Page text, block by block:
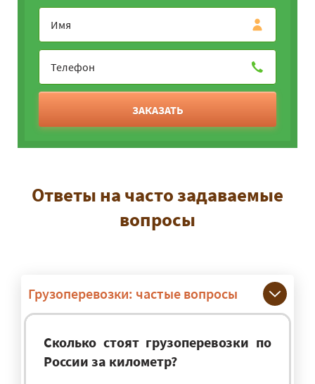
ЗАКАЗАТЬ
Ответы на часто задаваемые
вопросы
Грузоперевозки: частые вопросы
Сколько стоят грузоперевозки по
России за километр?